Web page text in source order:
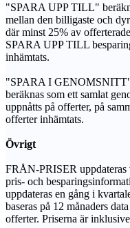
"SPARA UPP TILL"
mellan den billigaste och
där minst 25% av
SPARA UPP TILL
inhämtats.
"SPARA I
beräknas som ett samlat
uppnåtts på offerter, på
offerter inhämtats.
Övrigt
FRÅN-PRISER
pris- och
uppdateras en gång i
baseras på 12 månaders
offerter. Priserna är